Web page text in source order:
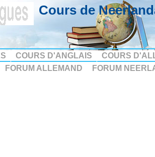
Cours de
COURS D'ANGLAIS COURS
FORUM ALLEMAND FORUM